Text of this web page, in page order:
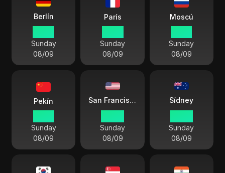
Berlín
Sunday
08/09
París
Sunday
08/09
Moscú
Sunday
08/09
Pekín
Sunday
08/09
San Francisco
Sunday
08/09
Sídney
Sunday
08/09